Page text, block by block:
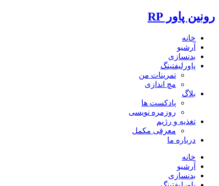
رونین پاور RP
خانه
آرشیو
بدنسازی
پاورلیفتینگ
تمرینات من
مچ اندازی
بلاگ
پادکست ها
روزمره نویسی
تغذیه و رژیم
معرفی مکمل
درباره ما
خانه
آرشیو
بدنسازی